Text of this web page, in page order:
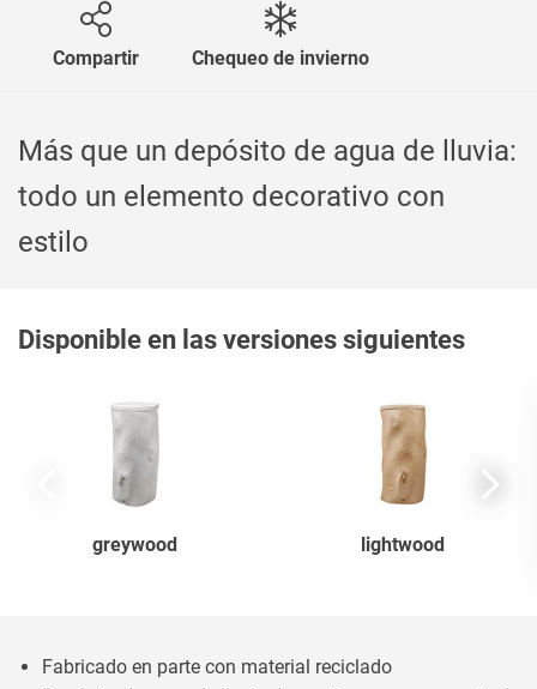
Compartir Chequeo de invierno
Más que un depósito de agua de lluvia:
todo un elemento decorativo con
estilo
Disponible en las versiones siguientes
greywood lightwood
Fabricado en parte con material reciclado